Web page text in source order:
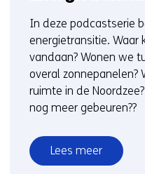
In deze podcastserie
energietransitie. Waar
vandaan? Wonen we
overal
ruimte in de
nog meer gebeuren??
Lees meer
over